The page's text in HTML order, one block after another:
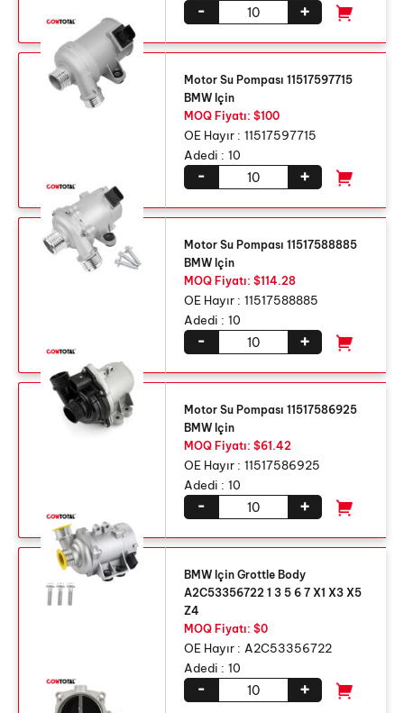
+
-
Motor Su Pompası 11517597715
BMW Için
MOQ Fiyatı: $100
OE Hayır : 11517597715
Adedi : 10
+
-
Motor Su Pompası 11517588885
BMW Için
MOQ Fiyatı: $114.28
OE Hayır : 11517588885
Adedi : 10
+
-
Motor Su Pompası 11517586925
BMW Için
MOQ Fiyatı: $61.42
OE Hayır : 11517586925
Adedi : 10
+
-
BMW Için Grottle Body
A2C53356722 1 3 5 6 7 X1 X3 X5
Z4
MOQ Fiyatı: $0
OE Hayır : A2C53356722
Adedi : 10
+
-